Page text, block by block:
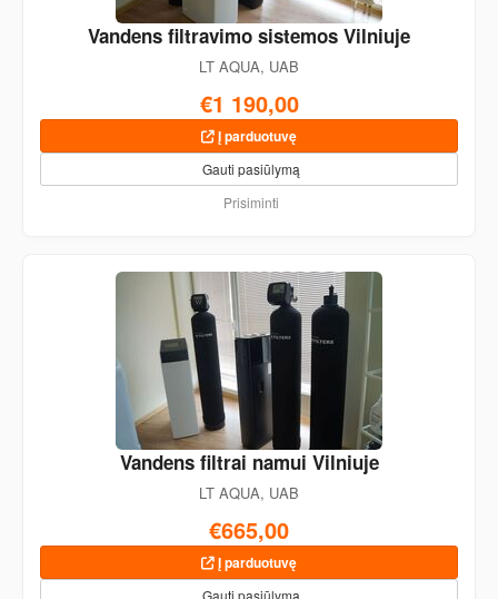
Vandens filtravimo sistemos Vilniuje
LT AQUA, UAB
€1 190,00
Į parduotuvę
Gauti pasiūlymą
Prisiminti
Vandens filtrai namui Vilniuje
LT AQUA, UAB
€665,00
Į parduotuvę
Gauti pasiūlymą